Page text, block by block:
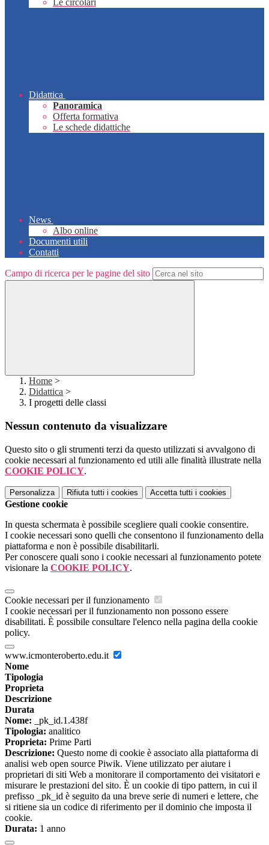
Le circolari
Didattica
Panoramica
Offerta formativa
Le schede didattiche
News
Albo online
Documenti utili
Contatti
Campo di ricerca per le pagine del sito
Home >
Didattica >
I progetti delle classi
Nessun contenuto da visualizzare
Questo sito o gli strumenti terzi da questo utilizzati si avvalgono di
cookie necessari al funzionamento ed utili alle finalità illustrate nella
COOKIE POLICY.
Personalizza Rifiuta tutti i cookies Accetta tutti i cookies
Gestione cookie
In questa schermata è possibile scegliere quali cookie consentire.
I cookie necessari sono quelli che consentono il funzionamento della
piattaforma e non è possibile disabilitarli.
Per conoscere quali sono i cookie necessari al funzionamento potete
visionare la COOKIE POLICY.
Cookie necessari per il funzionamento
I cookie necessari per il funzionamento non possono essere
disabilitati. È possibile consultare l'elenco nella pagina della cookie
policy.
www.icmonteroberto.edu.it
Nome
Tipologia
Proprieta
Descrizione
Durata
Nome: _pk_id.1.438f
Tipologia: analitico
Proprieta: Prime Parti
Descrizione: Questo nome di cookie è associato alla piattaforma di
analisi web open source Piwik. Viene utilizzato per aiutare i
proprietari di siti Web a monitorare il comportamento dei visitatori e
misurare le prestazioni del sito. È un cookie di tipo pattern, in cui il
prefisso _pk_id è seguito da una breve serie di numeri e lettere, che
si ritiene sia un codice di riferimento per il dominio che imposta il
cookie.
Durata: 1 anno